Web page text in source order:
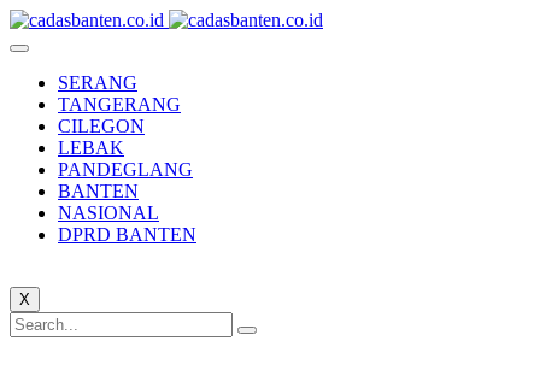
SERANG
TANGERANG
CILEGON
LEBAK
PANDEGLANG
BANTEN
NASIONAL
DPRD BANTEN
X